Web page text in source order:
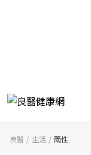
良醫 生活 兩性